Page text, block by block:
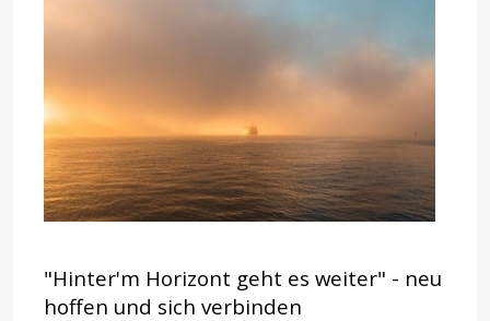
"Hinter'm Horizont geht es weiter" - neu
hoffen und sich verbinden